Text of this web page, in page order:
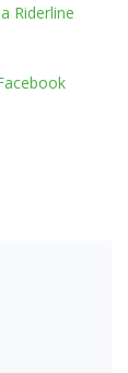
Riderline